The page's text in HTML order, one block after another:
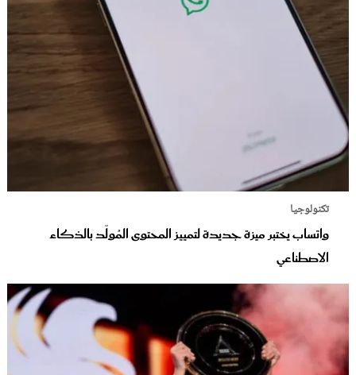
تكنولوجيا
واتساب يختبر ميزة جديدة لتمييز المحتوى المُولّد بالذكاء
الاصطناعي